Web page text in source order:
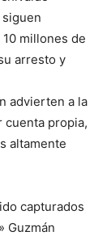
siguen
millones de
arresto y
advierten a la
propia,
altamente
capturados
Guzmán